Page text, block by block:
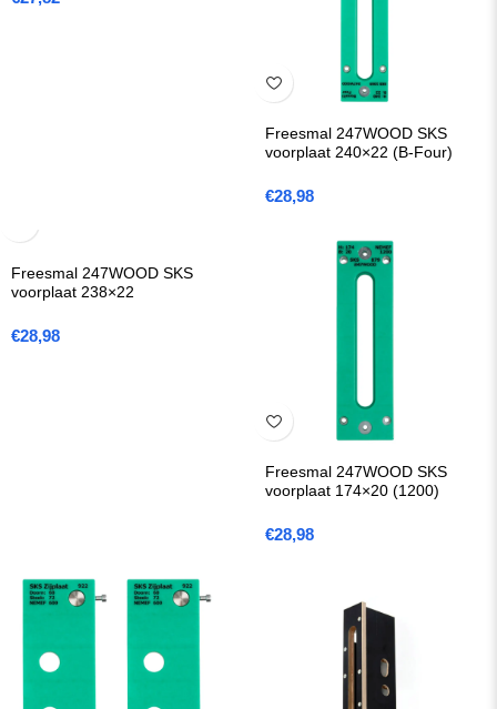
Freesmal 247WOOD SKS
voorplaat 240×22 (B-Four)
€28,98
Freesmal 247WOOD SKS
voorplaat 238×22
€28,98
Freesmal 247WOOD SKS
voorplaat 174×20 (1200)
€28,98